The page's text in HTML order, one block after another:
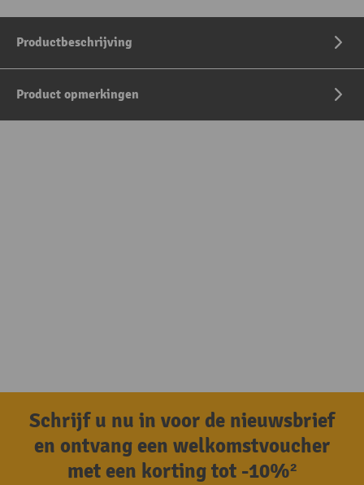
Productbeschrijving
Product opmerkingen
Schrijf u nu in voor de nieuwsbrief
en ontvang een welkomstvoucher
met een korting tot -10%²